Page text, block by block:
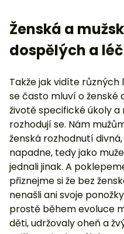
Ženská a
dospělých a
Takže jak vidíte různých
se často mluví o ženské
životě specifické úkoly
rozhodují se. Nám
ženská rozhodnutí
napadne, tedy jako
jednali jinak. A
přiznejme si že bez
nenašli ani svoje
prostě během evoluce
děti, udržovaly oheň a